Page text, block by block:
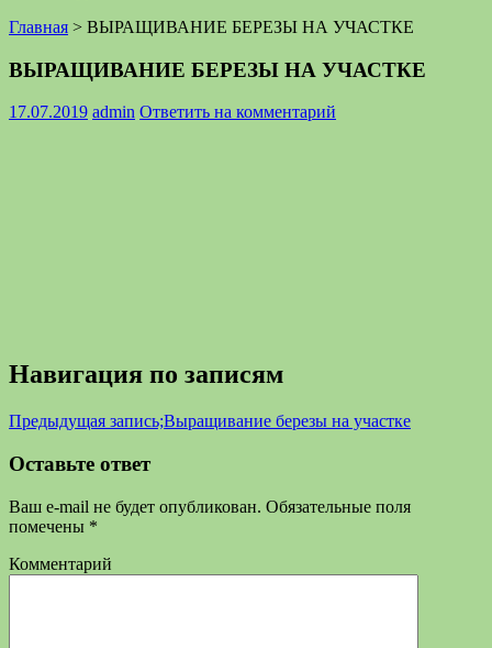
Главная > ВЫРАЩИВАНИЕ БЕРЕЗЫ НА УЧАСТКЕ
ВЫРАЩИВАНИЕ БЕРЕЗЫ НА УЧАСТКЕ
17.07.2019 admin Ответить на комментарий
Навигация по записям
Предыдущая запись;Выращивание березы на участке
Оставьте ответ
Ваш e-mail не будет опубликован. Обязательные поля
помечены *
Комментарий